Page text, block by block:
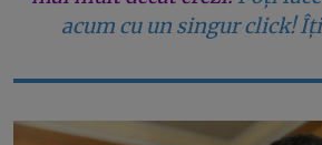
acum cu un singur click!